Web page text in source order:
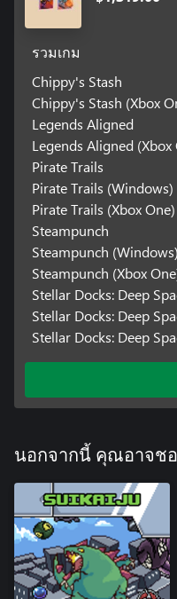
รวมเกม
Chippy's Stash
Chippy's Stash (Xbox
Legends Aligned
Legends Aligned (Xbox
Pirate Trails
Pirate Trails (Windows)
Pirate Trails (Xbox One)
Steampunch
Steampunch (Windows)
Steampunch (Xbox
Stellar Docks: Deep
Stellar Docks: Deep
Stellar Docks: Deep
นอกจากนี้ คุณอาจช